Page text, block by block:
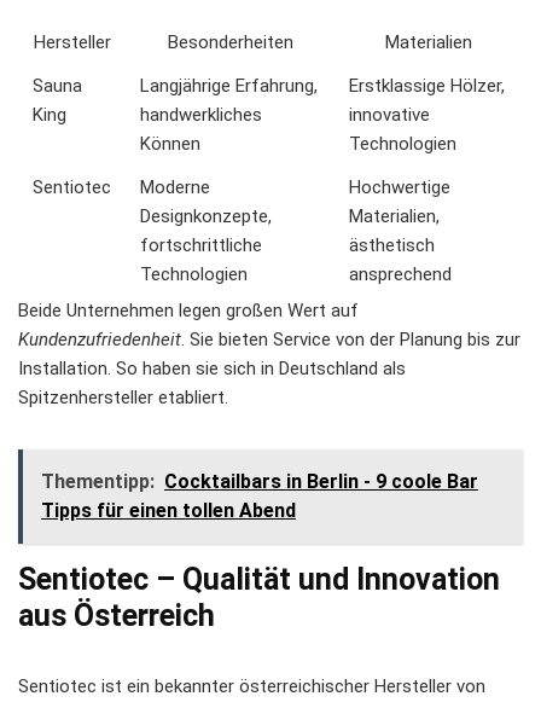
Hersteller Besonderheiten
Materialien
Sauna
King
Langjährige Erfahrung,
handwerkliches
Können
Erstklassige Hölzer,
innovative
Technologien
Sentiotec
Moderne
Designkonzepte,
fortschrittliche
Technologien
Hochwertige
Materialien,
ästhetisch
ansprechend
Beide Unternehmen legen großen Wert auf
Kundenzufriedenheit. Sie bieten Service von der Planung bis zur
Installation. So haben sie sich in Deutschland als
Spitzenhersteller etabliert.
Thementipp: Cocktailbars in Berlin - 9 coole Bar
Tipps für einen tollen Abend
Sentiotec – Qualität und Innovation
aus Österreich
Sentiotec ist ein bekannter österreichischer Hersteller von